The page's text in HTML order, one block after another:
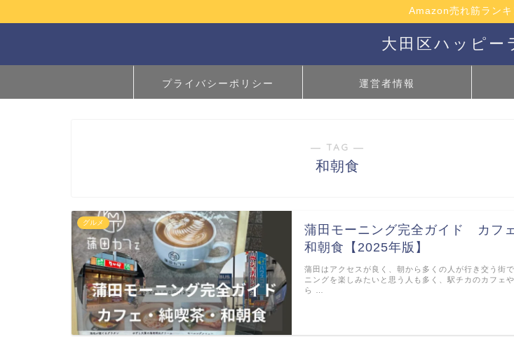
Amazon売れ筋ランキ
大田区ハッピー
プライバシーポリシー 運営者情報
― TAG ―
和朝食
グルメ
蒲田モーニング完全ガイド カフ
和朝食【2025年版】
蒲田はアクセスが良く、朝から多くの人が行き交う街
ニングを楽しみたいと思う人も多く、駅チカのカフェ
ら …